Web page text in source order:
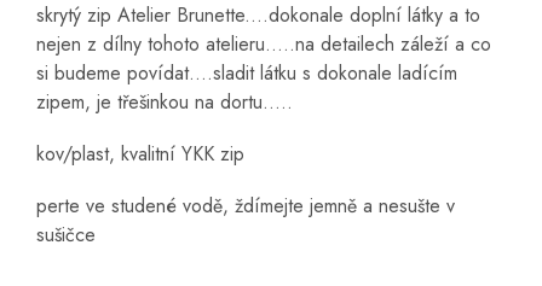
skrytý zip Atelier Brunette....dokonale doplní látky a to
nejen z dílny tohoto atelieru.....na detailech záleží a co
si budeme povídat....sladit látku s dokonale ladícím
zipem, je třešinkou na dortu.....
kov/plast, kvalitní YKK zip
perte ve studené vodě, ždímejte jemně a nesušte v
sušičce